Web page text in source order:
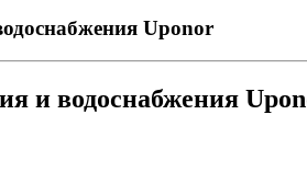
Uponor
и водоснабжения